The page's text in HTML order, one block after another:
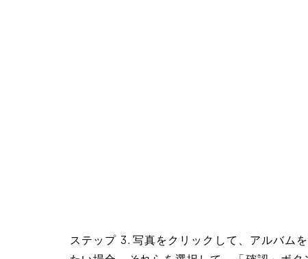
ステップ 3. 写真をクリックして、アルバム